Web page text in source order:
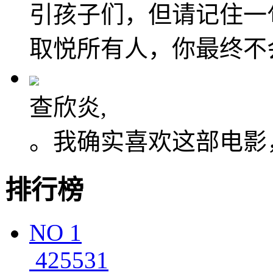
引孩子们，但请记住
取悦所有人，你最终
查欣炎,
。我确实喜欢这部电
排行榜
NO 1
425531